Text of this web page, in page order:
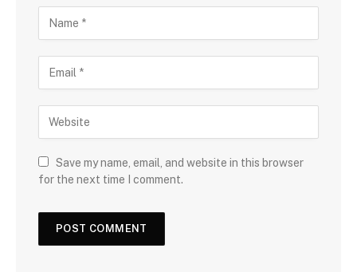
Save my name, email, and website in this browser
for the next time I comment.